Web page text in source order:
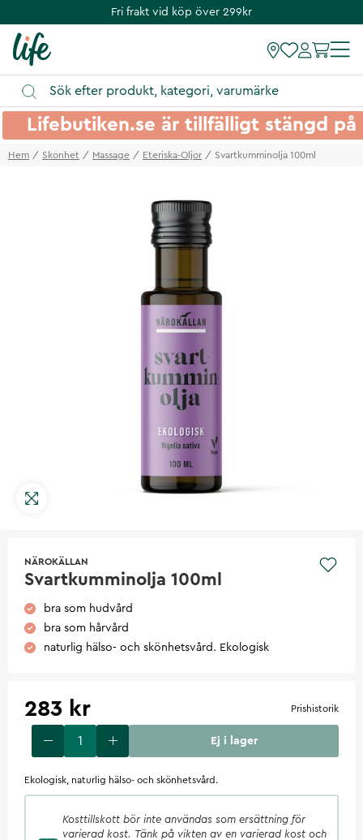
Fri frakt vid köp över 299kr
Lifebutiken.se är tillfälligt stängd
Hem Skonhet Massage Eteriska-Oljor Svartkumminolja 100ml
NÄROKÄLLAN
Svartkumminolja 100ml
bra som hudvård
bra som hårvård
naturlig hälso- och skönhetsvård. Ekologisk
283 kr Prishistorik
Ej i lager
Ekologisk, naturlig hälso- och skönhetsvård.
Kosttillskott bör inte användas som ersättning för
varierad kost. Tänk på vikten av en varierad kost och